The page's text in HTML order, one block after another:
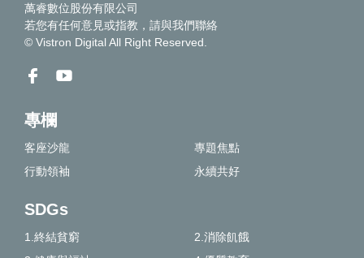
萬睿數位股份有限公司
若您有任何意見或指教，請與我們聯絡
© Vistron Digital All Right Reserved.
專欄
客座沙龍
專題焦點
行動領袖
永續共好
SDGs
1.終結貧窮
2.消除飢餓